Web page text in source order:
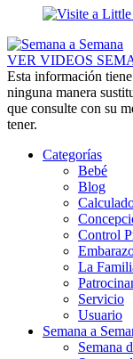
VER VIDEOS
Esta información
ninguna manera
que consulte con su
tener.
Categorías
Bebé
Blog
Control
La
Servicio
Usuario
Semana a
Semana